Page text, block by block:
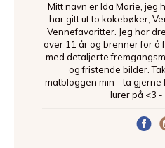
Mitt navn er Ida Marie, jeg
har gitt ut to kokebøker;
Vennefavoritter. Jeg har
over 11 år og brenner for å
med detaljerte
og fristende bilder.
matbloggen min - ta gjerne
lurer på <3 -